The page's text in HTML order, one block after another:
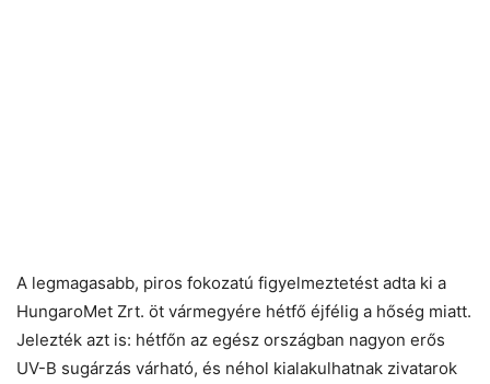
A legmagasabb, piros fokozatú figyelmeztetést adta ki a
HungaroMet Zrt. öt vármegyére hétfő éjfélig a hőség miatt.
Jelezték azt is: hétfőn az egész országban nagyon erős
UV-B sugárzás várható, és néhol kialakulhatnak zivatarok